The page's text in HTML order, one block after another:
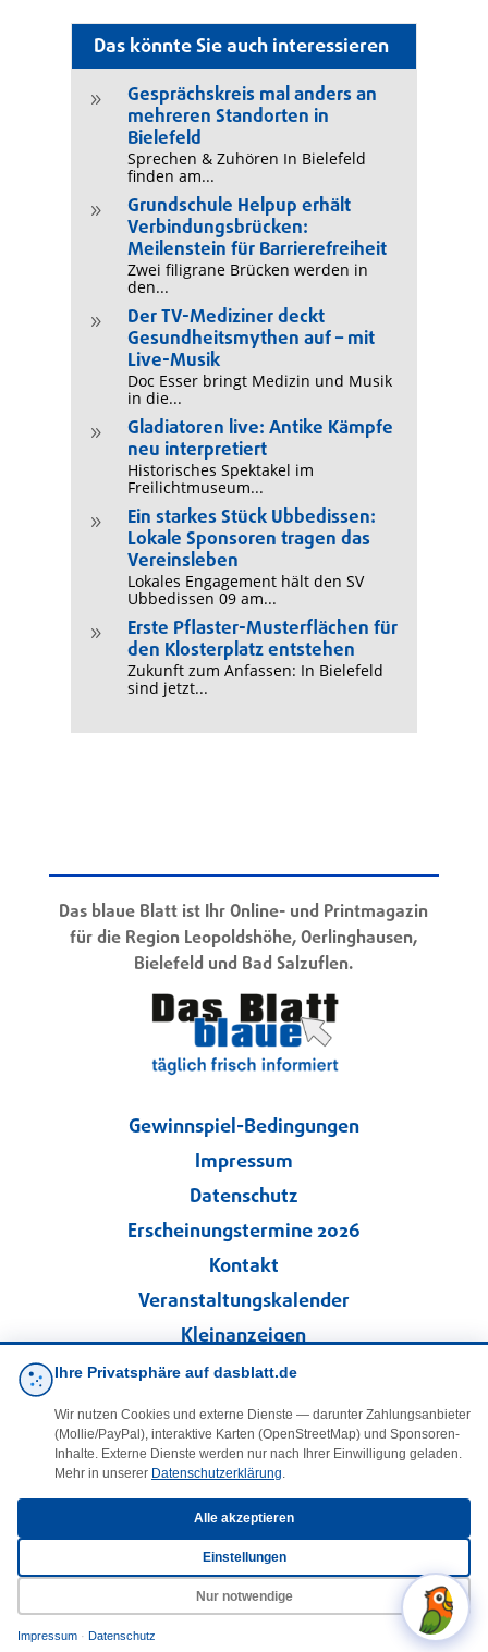
Das könnte Sie auch interessieren
9
Gesprächskreis mal anders an
mehreren Standorten in
Bielefeld
Sprechen & Zuhören In Bielefeld
finden am...
9
Grundschule Helpup erhält
Verbindungsbrücken:
Meilenstein für Barrierefreiheit
Zwei filigrane Brücken werden in
den...
9
Der TV-Mediziner deckt
Gesundheitsmythen auf – mit
Live-Musik
Doc Esser bringt Medizin und Musik
in die...
9
Gladiatoren live: Antike Kämpfe
neu interpretiert
Historisches Spektakel im
Freilichtmuseum...
9
Ein starkes Stück Ubbedissen:
Lokale Sponsoren tragen das
Vereinsleben
Lokales Engagement hält den SV
Ubbedissen 09 am...
9
Erste Pflaster-Musterflächen für
den Klosterplatz entstehen
Zukunft zum Anfassen: In Bielefeld
sind jetzt...
Das blaue Blatt ist Ihr Online- und Printmagazin
für die Region Leopoldshöhe, Oerlinghausen,
Bielefeld und Bad Salzuflen.
Gewinnspiel-Bedingungen
Impressum
Datenschutz
Erscheinungstermine 2026
Kontakt
Veranstaltungskalender
Kleinanzeigen
Folgen Sie uns!
facebook
E-Mail
© 2025 DasBlaueBlatt | InSign – A. + D. Klee GbR
Ihre Privatsphäre auf dasblatt.de
Wir nutzen Cookies und externe Dienste — darunter Zahlungsanbieter
(Mollie/PayPal), interaktive Karten (OpenStreetMap) und Sponsoren-
Inhalte. Externe Dienste werden nur nach Ihrer Einwilligung geladen.
Mehr in unserer Datenschutzerklärung.
Alle akzeptieren
Einstellungen
Nur notwendige
Impressum · Datenschutz